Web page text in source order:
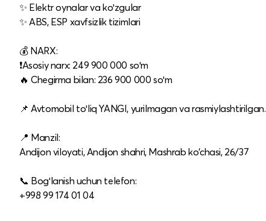
✨ Elektr oynalar va koʻzgular
✨ ABS, ESP xavfsizlik tizimlari
💰 NARX:
❗️Asosiy narx: 249 900 000 soʻm
🔥 Chegirma bilan: 236 900 000 soʻm
📌 Avtomobil toʻliq YANGI, yurilmagan va rasmiylashtirilgan.
📍 Manzil:
Andijon viloyati, Andijon shahri, Mashrab ko‘chasi, 26/37
📞 Bogʻlanish uchun telefon:
+998 99 174 01 04